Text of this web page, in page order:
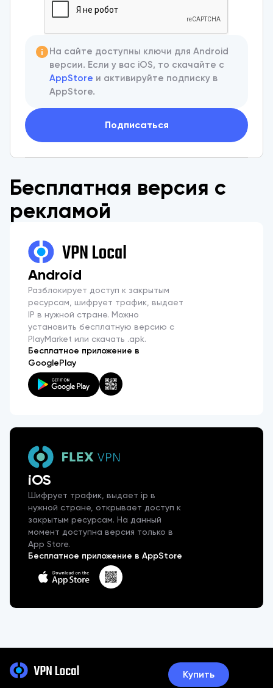
На сайте доступны ключи для Android
версии. Если у вас iOS, то скачайте с
AppStore и активируйте подписку в
AppStore.
Подписаться
Бесплатная версия с
рекламой
Android
Разблокирует доступ к закрытым
ресурсам, шифрует трафик, выдает
IP в нужной стране. Можно
установить бесплатную версию с
PlayMarket или скачать .apk.
Бесплатное приложение в
GooglePlay
iOS
Шифрует трафик, выдает ip в
нужной стране, открывает доступ к
закрытым ресурсам. На данный
момент доступна версия только в
App Store.
Бесплатное приложение в AppStore
Купить